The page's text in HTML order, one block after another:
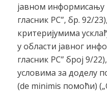
јавном информисању
гласник РС”, бр. 92/
критеријумима
у области јавног
гласник РС” број 9/
условима за доделу
(de minimis помоћи)